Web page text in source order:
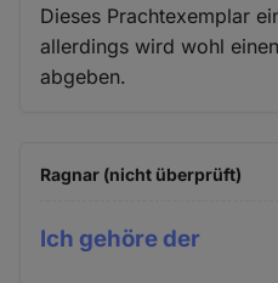
Dieses Prachtexemplar
allerdings wird wohl
abgeben.
Ragnar (nicht überprüft)
Ich gehöre der